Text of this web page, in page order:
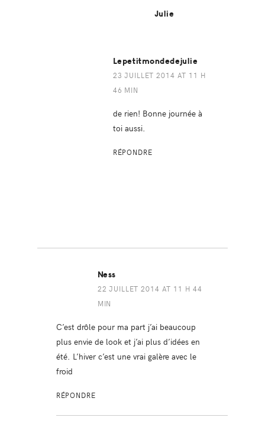
Julie
Lepetitmondedejulie
23 JUILLET 2014 AT 11 H
46 MIN
de rien! Bonne journée à
toi aussi.
RÉPONDRE
Ness
22 JUILLET 2014 AT 11 H 44
MIN
C’est drôle pour ma part j’ai beaucoup
plus envie de look et j’ai plus d’idées en
été. L’hiver c’est une vrai galère avec le
froid
RÉPONDRE